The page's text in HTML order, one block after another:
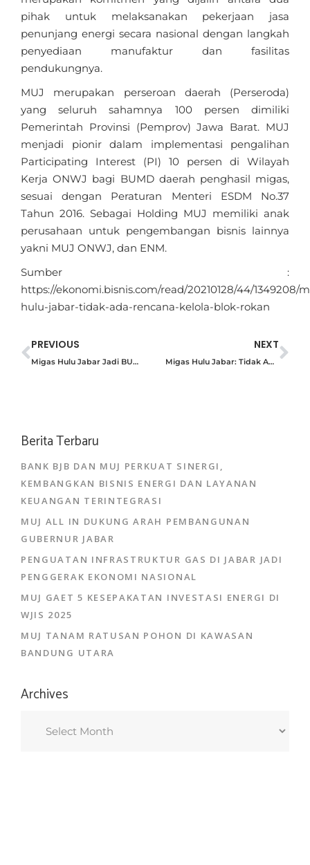
pihak untuk melaksanakan pekerjaan jasa
penunjang energi secara nasional dengan langkah
penyediaan manufaktur dan fasilitas
pendukungnya.
MUJ merupakan perseroan daerah (Perseroda)
yang seluruh sahamnya 100 persen dimiliki
Pemerintah Provinsi (Pemprov) Jawa Barat. MUJ
menjadi pionir dalam implementasi pengalihan
Participating Interest (PI) 10 persen di Wilayah
Kerja ONWJ bagi BUMD daerah penghasil migas,
sesuai dengan Peraturan Menteri ESDM No.37
Tahun 2016. Sebagai Holding MUJ memiliki anak
perusahaan untuk pengembangan bisnis lainnya
yakni MUJ ONWJ, dan ENM.
Sumber :
https://ekonomi.bisnis.com/read/20210128/44/1349208/
hulu-jabar-tidak-ada-rencana-kelola-blok-rokan
PREVIOUS
Migas Hulu Jabar Jadi BUMD Terbaik Berkat Sukses Kolaborasi
NEXT
Migas Hulu Jabar: Tidak Ada Rencana Kelola Blok Rokan!
Berita Terbaru
BANK BJB DAN MUJ PERKUAT SINERGI,
KEMBANGKAN BISNIS ENERGI DAN LAYANAN
KEUANGAN TERINTEGRASI
MUJ ALL IN DUKUNG ARAH PEMBANGUNAN
GUBERNUR JABAR
PENGUATAN INFRASTRUKTUR GAS DI JABAR JADI
PENGGERAK EKONOMI NASIONAL
MUJ GAET 5 KESEPAKATAN INVESTASI ENERGI DI
WJIS 2025
MUJ TANAM RATUSAN POHON DI KAWASAN
BANDUNG UTARA
Archives